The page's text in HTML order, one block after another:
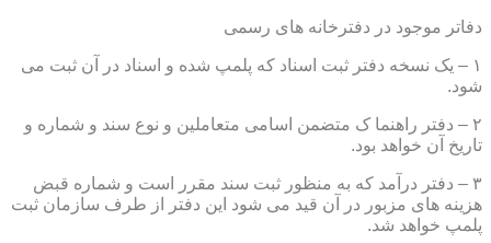
دفاتر موجود در دفترخانه های رسمی
۱ – یک نسخه دفتر ثبت اسناد که پلمپ شده و اسناد در آن ثبت می
شود.
۲ – دفتر راهنما ک متضمن اسامی متعاملین و نوع سند و شماره و
تاریخ آن خواهد بود.
۳ – دفتر درآمد که به منظور ثبت سند مقرر است و شماره قبض
هزینه های مزبور در آن قید می شود این دفتر از طرف سازمان ثبت
پلمپ خواهد شد.